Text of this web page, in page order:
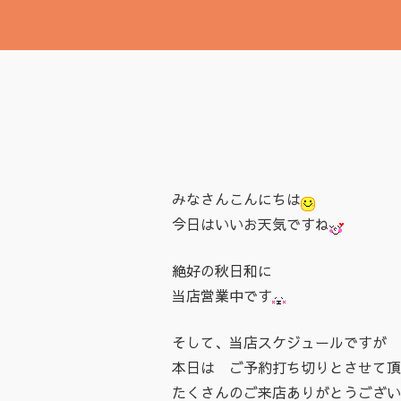
みなさんこんにちは
今日はいいお天気ですね
絶好の秋日和に
当店営業中です
そして、当店スケジュールですが
本日は ご予約打ち切りとさせて
たくさんのご来店ありがとうござ